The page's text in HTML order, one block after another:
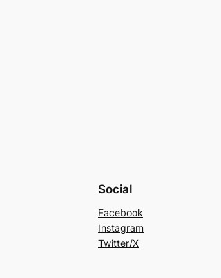
Social
Facebook
Instagram
Twitter/X